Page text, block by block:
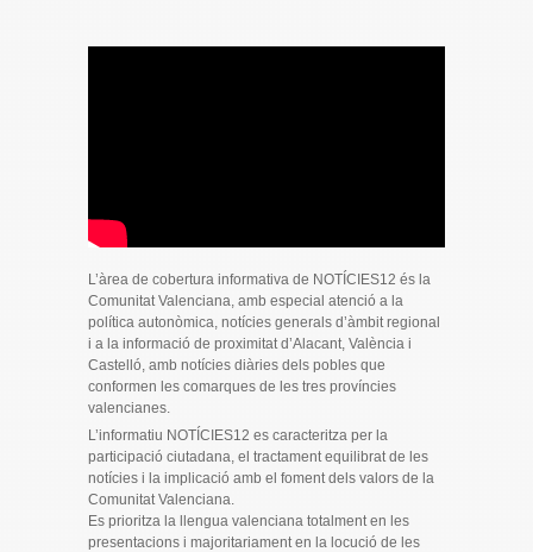
L’àrea de cobertura informativa de NOTÍCIES12 és la
Comunitat Valenciana, amb especial atenció a la
política autonòmica, notícies generals d’àmbit regional
i a la informació de proximitat d’Alacant, València i
Castelló, amb notícies diàries dels pobles que
conformen les comarques de les tres províncies
valencianes.
L’informatiu NOTÍCIES12 es caracteritza per la
participació ciutadana, el tractament equilibrat de les
notícies i la implicació amb el foment dels valors de la
Comunitat Valenciana.
Es prioritza la llengua valenciana totalment en les
presentacions i majoritariament en la locució de les